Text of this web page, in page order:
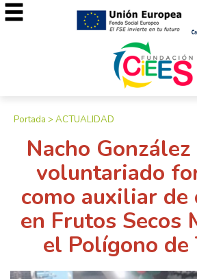
Portada >ACTUALIDAD
Nacho
voluntariado
como auxiliar de
en Frutos Secos
el Polígono de